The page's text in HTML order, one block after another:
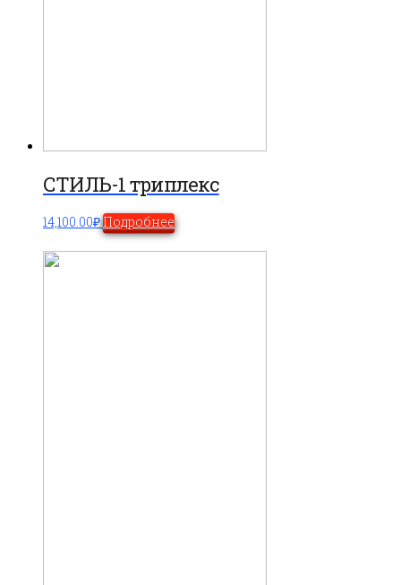
СТИЛЬ-1 триплекс
14,100.00₽ Подробнее